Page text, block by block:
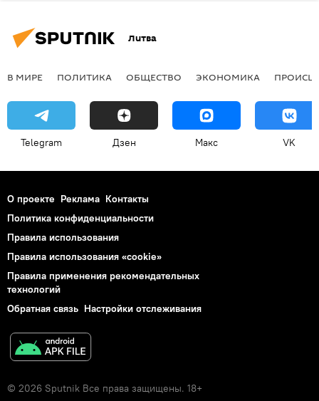
Литва
В МИРЕ ПОЛИТИКА ОБЩЕСТВО ЭКОНОМИКА
Telegram Дзен Макс VK
О проекте Реклама Контакты
Политика конфиденциальности
Правила использования
Правила использования «cookie»
Правила применения рекомендательных
технологий
Обратная связь Настройки отслеживания
© 2026 Sputnik Все права защищены. 18+